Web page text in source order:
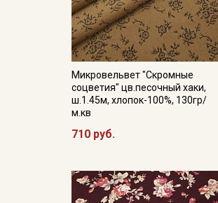
Микровельвет "Скромные
соцветия" цв.песочный хаки,
ш.1.45м, хлопок-100%, 130гр/
м.кв
710 руб.